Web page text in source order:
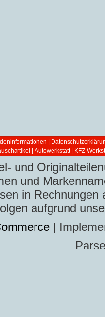
Autowerkstatt | KFZ-
und
und
in
aufgrund
|